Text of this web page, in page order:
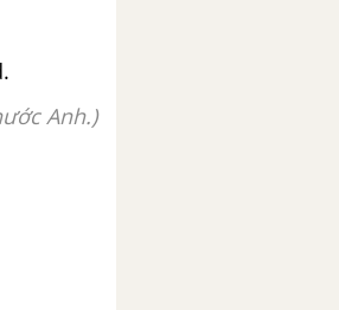
Anh.)